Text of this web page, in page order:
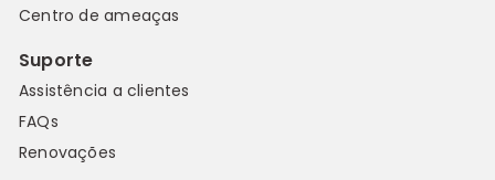
Centro de ameaças
Suporte
Assistência a clientes
FAQs
Renovações